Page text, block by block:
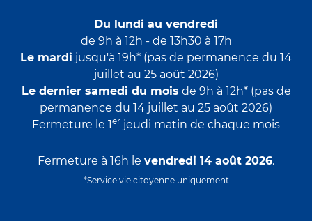
Du lundi au vendredi
de 9h à 12h - de 13h30 à 17h
Le mardi jusqu'à 19h* (pas de permanence du 14
juillet au 25 août 2026)
Le dernier samedi du mois de 9h à 12h* (pas de
permanence du 14 juillet au 25 août 2026)
Fermeture le 1er jeudi matin de chaque mois
Fermeture à 16h le vendredi 14 août 2026.
*Service vie citoyenne uniquement